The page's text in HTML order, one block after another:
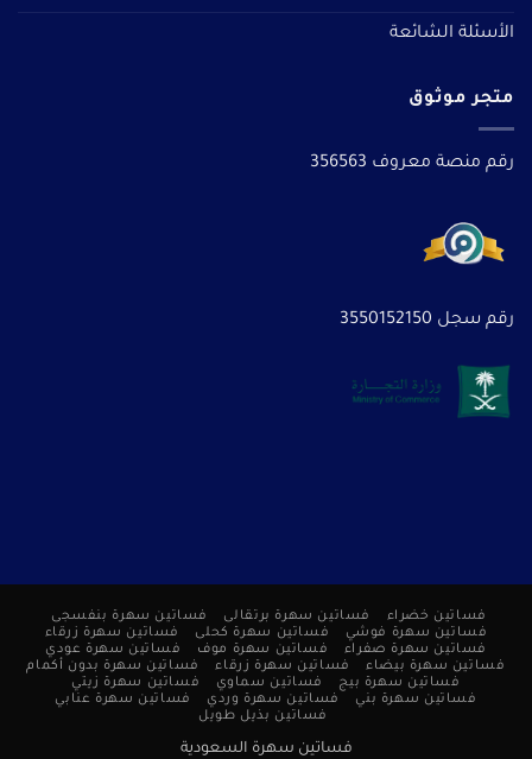
الأسئلة الشائعة
متجر موثوق
رقم منصة معروف 356563
رقم سجل 3550152150
فساتين خضراء فساتين سهرة برتقالى
فساتين سهرة بنفسجى
فساتين سهرة فوشي
فساتين سهرة كحلى
فساتين سهرة زرقاء
فساتين سهرة صفراء
فساتين سهرة موف
فساتين سهرة عودي
فساتين سهرة بيضاء
فساتين سهرة زرقاء
فساتين سهرة بدون أكمام
فساتين سهرة بيج
فساتين سماوي
فساتين سهرة زيتي
فساتين سهرة بني
فساتين سهرة وردي
فساتين سهرة عنابي
فساتين بذيل طويل
فساتين سهرة السعودية